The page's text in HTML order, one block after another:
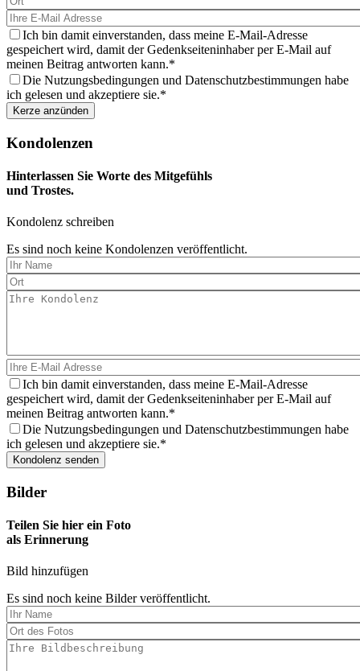
aus
Ich bin damit einverstanden, dass meine E-Mail-Adresse
gespeichert wird, damit der Gedenkseiteninhaber per E-Mail auf
meinen Beitrag antworten kann.
Die Nutzungsbedingungen und Datenschutzbestimmungen habe
ich gelesen und akzeptiere sie.
Kondolenzen
Hinterlassen Sie Worte des Mitgefühls
und Trostes.
Kondolenz schreiben
Es sind noch keine Kondolenzen veröffentlicht.
Ich bin damit einverstanden, dass meine E-Mail-Adresse
gespeichert wird, damit der Gedenkseiteninhaber per E-Mail auf
meinen Beitrag antworten kann.
Die Nutzungsbedingungen und Datenschutzbestimmungen habe
ich gelesen und akzeptiere sie.
Bilder
Teilen Sie hier ein Foto
als Erinnerung
Bild hinzufügen
Es sind noch keine Bilder veröffentlicht.